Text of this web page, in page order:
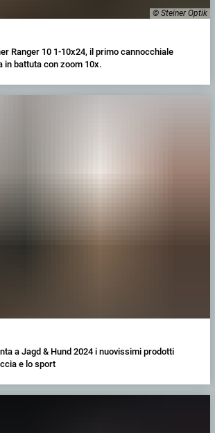
© Steiner Optik
Ranger 10 1-10x24, il primo cannocchiale
in battuta con zoom 10x.
a Jagd & Hund 2024 i nuovissimi prodotti
e lo sport